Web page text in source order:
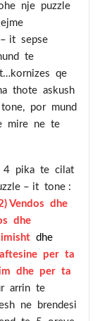
nje puzzle
it sepse
te
qe
thote askush
por mund
mire ne te
4 pika te cilat
– it tone :
Vendos dhe
dhe
dhe
per ta
dhe per ta
arrin te
ne brendesi